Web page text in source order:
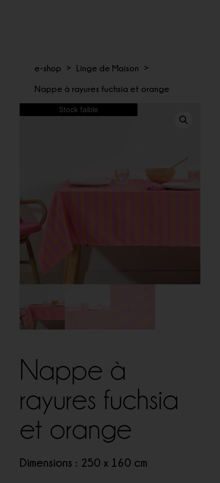
e-shop > Linge de Maison >
Nappe à rayures fuchsia et orange
Stock faible
Nappe à
rayures fuchsia
et orange
Dimensions : 250 x 160 cm